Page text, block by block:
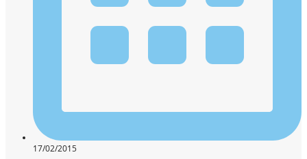
17/02/2015